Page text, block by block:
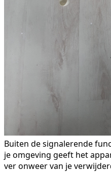
Buiten de signalerende
je omgeving geeft het
ver onweer van je